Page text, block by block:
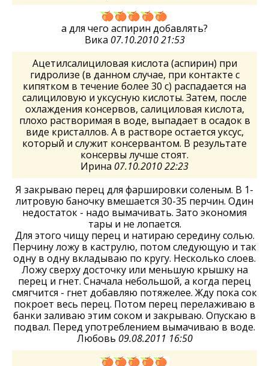
а для чего аспирин добавлять?
Вика 07.10.2010 21:53
Ацетилсалициловая кислота (аспирин) при
гидролизе (в данном случае, при контакте с
кипятком в течение более 30 с) распадается на
салициловую и уксусную кислоты. Затем, после
охлаждения консервов, салициловая кислота,
плохо растворимая в воде, выпадает в осадок в
виде кристаллов. А в растворе остается уксус,
который и служит консервантом. В результате
консервы лучше стоят.
Ирина 07.10.2010 22:23
Я закрываю перец для фаршировки соленым. В 1-
литровую баночку вмешается 30-35 перчин. Один
недостаток - надо вымачивать. Зато экономия
тары и не лопается.
Для этого чищу перец и натираю середину солью.
Перчину ложу в каструлю, потом следующую и так
одну в одну вкладываю по кругу. Несколько слоев.
Ложу сверху досточку или меньшую крышку на
перец и гнет. Сначала небольшой, а когда перец
смягчится - гнет добавляю потяжелее. Жду пока сок
покроет весь перец. Потом перец перелаживаю в
банки заливаю этим соком и закрываю. Опускаю в
подвал. Перед употреблением вымачиваю в воде.
Любовь 09.08.2011 16:50